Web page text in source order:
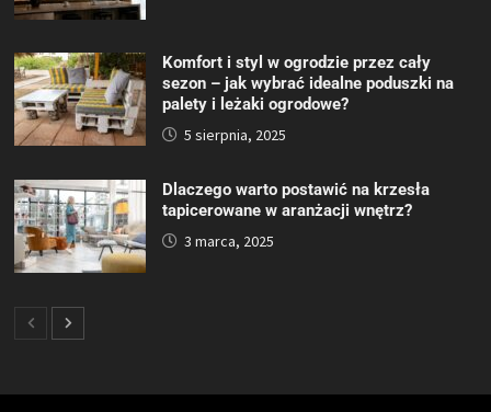
Komfort i styl w ogrodzie przez cały
sezon – jak wybrać idealne poduszki na
palety i leżaki ogrodowe?
5 sierpnia, 2025
Dlaczego warto postawić na krzesła
tapicerowane w aranżacji wnętrz?
3 marca, 2025